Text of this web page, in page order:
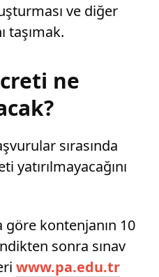
ve diğer
taşımak.
ne
sırasında
yatırılmayacağını
göre kontenjanın 10
sonra sınav
www.pa.edu.tr